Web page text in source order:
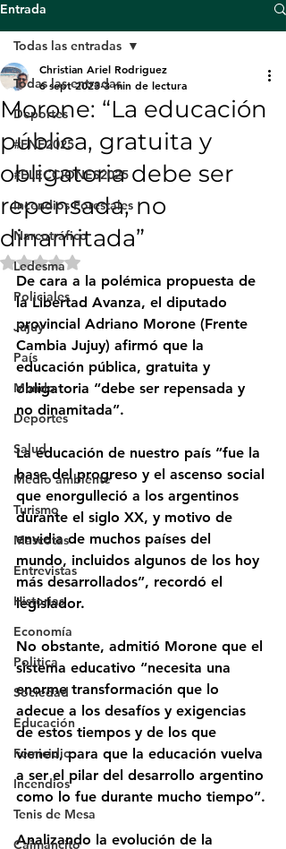
Entrada
Todas las entradas
Deportes
#FNE2025
#ELECCIONES2025
Incendios Forestales
Narcotráfico
Ledesma
Policiales
Jujuy
País
Mundo
Deportes
Salud
Medio ambiente
Turismo
Mascotas
Entrevistas
Historias
Economía
Politica
Sociedad
Educación
Femicidio
Incendios
Tenis de Mesa
Caimancito
Todas las entradas
Morone: “La educación
pública, gratuita y
obligatoria debe ser
repensada, no
dinamitada”
Christian Ariel Rodriguez
6 sept 2023 3 min de lectura
Obtuvo NaN de 5 estrellas.
De cara a la polémica propuesta de
la Libertad Avanza, el diputado
provincial Adriano Morone (Frente
Cambia Jujuy) afirmó que la
educación pública, gratuita y
obligatoria “debe ser repensada y
no dinamitada”.
La educación de nuestro país “fue la
base del progreso y el ascenso social
que enorgulleció a los argentinos
durante el siglo XX, y motivo de
envidia de muchos países del
mundo, incluidos algunos de los hoy
más desarrollados”, recordó el
legislador.
No obstante, admitió Morone que el
sistema educativo “necesita una
enorme transformación que lo
adecue a los desafíos y exigencias
de estos tiempos y de los que
vienen, para que la educación vuelva
a ser el pilar del desarrollo argentino
como lo fue durante mucho tiempo”.
Analizando la evolución de la